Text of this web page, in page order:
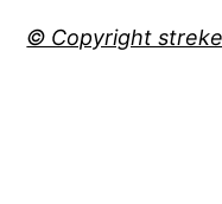
© Copyright